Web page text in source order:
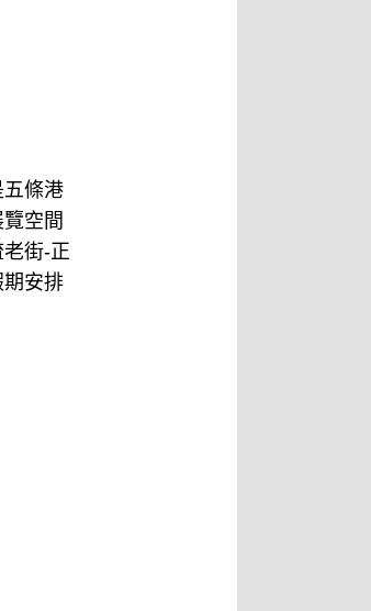
條港
空間
街-正
安排